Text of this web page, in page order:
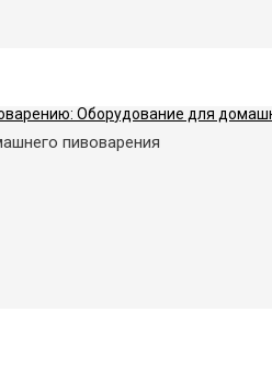
пивоварения